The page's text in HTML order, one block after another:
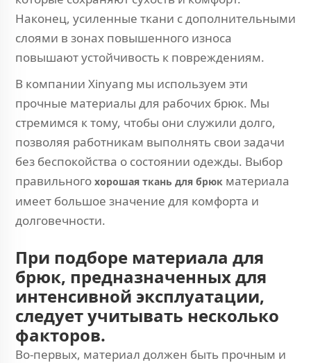
Наконец, усиленные ткани с дополнительными
слоями в зонах повышенного износа
повышают устойчивость к повреждениям.
В компании Xinyang мы используем эти
прочные материалы для рабочих брюк. Мы
стремимся к тому, чтобы они служили долго,
позволяя работникам выполнять свои задачи
без беспокойства о состоянии одежды. Выбор
правильного хорошая ткань для брюк материала
имеет большое значение для комфорта и
долговечности.
При подборе материала для
брюк, предназначенных для
интенсивной эксплуатации,
следует учитывать несколько
факторов.
Во-первых, материал должен быть прочным и